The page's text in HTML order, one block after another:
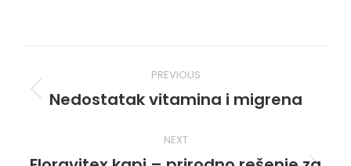
navigation
PREVIOUS
Previous
Nedostatak vitamina i migrena
NEXT